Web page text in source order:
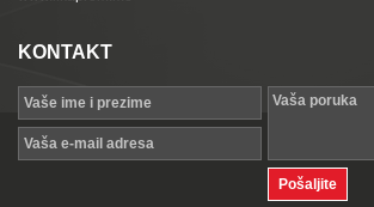
KONTAKT